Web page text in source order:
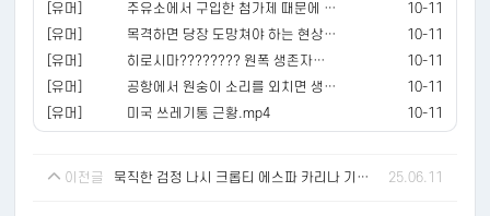
[유머]
주유소에서 구입한 첨가제 때문에 차 고장났다는 손님
10-11
[유머]
목격하면 당장 도망쳐야 하는 현상.mp4
10-11
[유머]
히로시마???????? 원폭 생존자들이 그린 그림.mp4
10-11
[유머]
공항에서 원숭이 소리를 외치면 생기는 일
10-11
[유머]
미국 쓰레기통 근황.mp4 10-11
이전글 묵직한 검정 나시 크롭티 에스파 카리나 기립근 25.06.11